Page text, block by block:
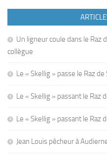
Un ligneur coule dans le Raz
collègue
Le « Skellig » passe le Raz de
Le « Skellig » passant le Raz
Le « Skellig » passant le Raz
Jean Louis pêcheur à